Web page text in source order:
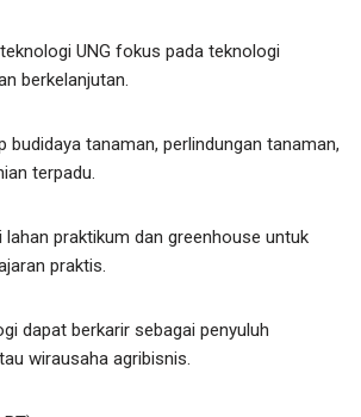
UNG fokus pada teknologi
berkelanjutan.
budidaya tanaman, perlindungan tanaman,
terpadu.
praktikum dan greenhouse untuk
praktis.
dapat berkarir sebagai penyuluh
wirausaha agribisnis.